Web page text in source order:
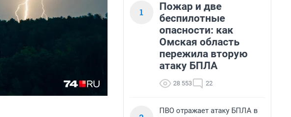
1
Пожар и две
беспилотные
опасности: как
Омская область
пережила вторую
атаку БПЛА
28 553 22
ПВО отражает атаку БПЛА в